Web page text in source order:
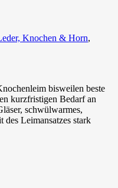
Knochen & Horn,
bisweilen beste
kurzfristigen Bedarf an
schwülwarmes,
Leimansatzes stark